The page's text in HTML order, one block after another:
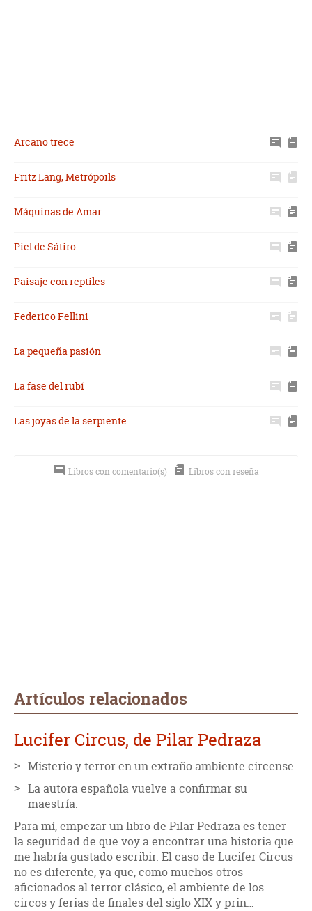
Arcano trece
Fritz Lang, Metrópoils
Máquinas de Amar
Piel de Sátiro
Paisaje con reptiles
Federico Fellini
La pequeña pasión
La fase del rubí
Las joyas de la serpiente
Libros con comentario(s) Libros con reseña
Artículos relacionados
Lucifer Circus, de Pilar Pedraza
Misterio y terror en un extraño ambiente circense.
La autora española vuelve a confirmar su
maestría.
Para mí, empezar un libro de Pilar Pedraza es tener
la seguridad de que voy a encontrar una historia que
me habría gustado escribir. El caso de Lucifer Circus
no es diferente, ya que, como muchos otros
aficionados al terror clásico, el ambiente de los
circos y ferias de finales del siglo XIX y prin…